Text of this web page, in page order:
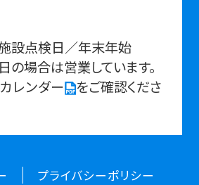
設点検⽇／年末年始
場合は営業しています。
レンダー
をご確認くださ
プライバシーポリシー